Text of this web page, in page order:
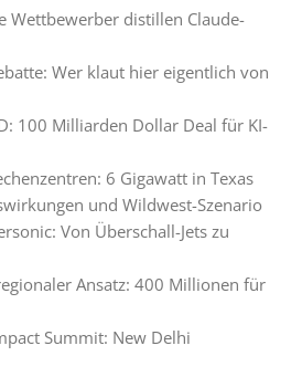
Wettbewerber distillen Claude-
Wer klaut hier eigentlich von
100 Milliarden Dollar Deal für KI-
6 Gigawatt in Texas
und Wildwest-Szenario
Von Überschall-Jets zu
Ansatz: 400 Millionen für
Summit: New Delhi